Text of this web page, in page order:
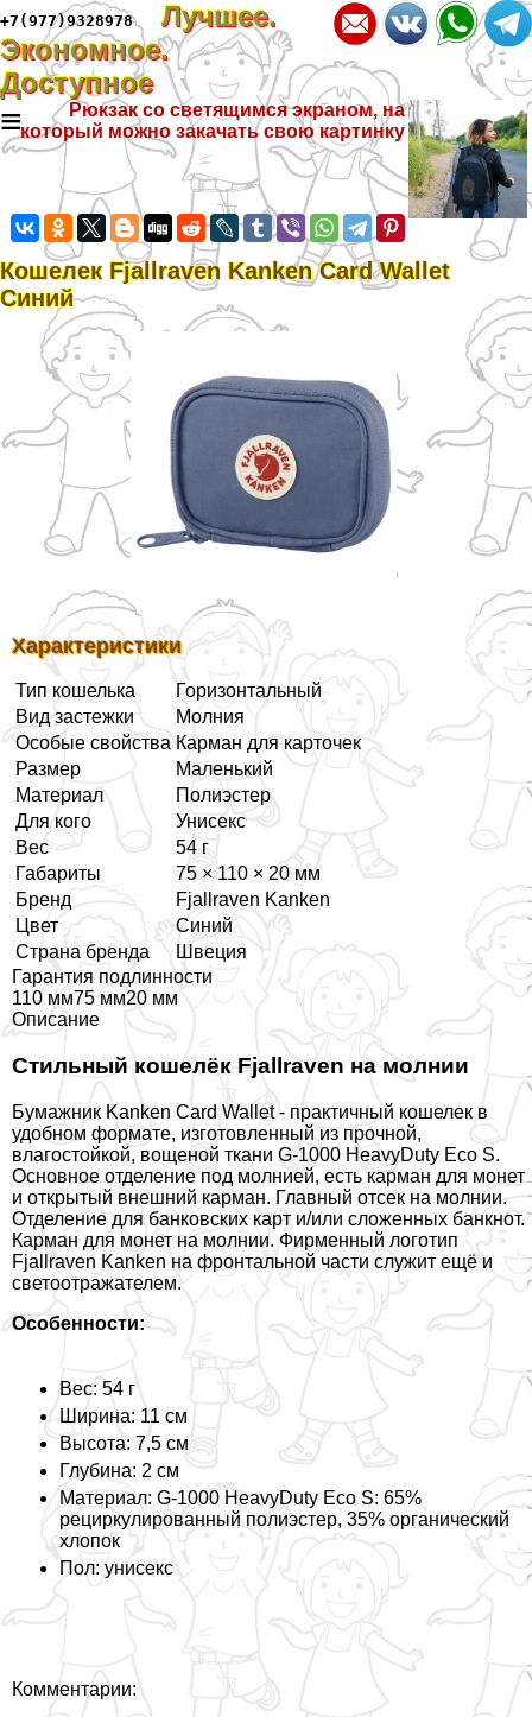
+7(977)9328978
Лучшее.
Экономное.
Доступное
≡
Рюкзак со светящимся экраном, на
который можно закачать свою картинку
Кошелек Fjallraven Kanken Card Wallet
Синий
Хаpaктеристики
Тип кошелька
Горизонтальный
Вид застежки
Молния
Особые свойства Карман для карточек
Размер
Маленький
Материал
Полиэстер
Для кого
Униceкc
Вес
54 г
Габариты
75 × 110 × 20 мм
Бренд
Fjallraven Kanken
Цвет
Синий
Страна бренда
Швеция
Гарантия подлинности
110 мм75 мм20 мм
Описание
Стильный кошелёк Fjallraven на молнии
Бумажник Kanken Card Wallet - пpaктичный кошелек в
удобном формате, изготовленный из прочной,
влагостойкой, вощеной ткани G-1000 HeavyDuty Eco S.
Основное отделение под молнией, есть карман для монет
и открытый внешний карман. Главный отсек на молнии.
Отделение для банковских карт и/или сложенных банкнот.
Карман для монет на молнии. Фирменный логотип
Fjallraven Kanken на фронтальной части служит ещё и
светоотражателем.
Особенности:
Вес: 54 г
Ширина: 11 см
Высота: 7,5 см
Глубина: 2 см
Материал: G-1000 HeavyDuty Eco S: 65%
рециркулированный полиэстер, 35% органический
хлопок
Пол: униceкc
Комментарии: